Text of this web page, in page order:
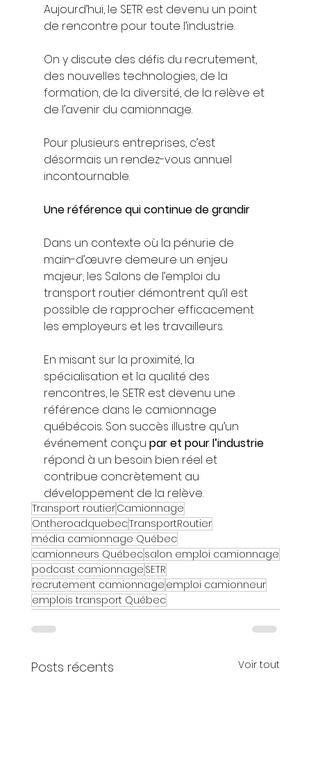
Aujourd’hui, le SETR est devenu un point
de rencontre pour toute l’industrie.
On y discute des défis du recrutement,
des nouvelles technologies, de la
formation, de la diversité, de la relève et
de l’avenir du camionnage.
Pour plusieurs entreprises, c’est
désormais un rendez-vous annuel
incontournable.
Une référence qui continue de grandir
Dans un contexte où la pénurie de
main-d’œuvre demeure un enjeu
majeur, les Salons de l’emploi du
transport routier démontrent qu’il est
possible de rapprocher efficacement
les employeurs et les travailleurs.
En misant sur la proximité, la
spécialisation et la qualité des
rencontres, le SETR est devenu une
référence dans le camionnage
québécois. Son succès illustre qu’un
événement conçu par et pour l’industrie
répond à un besoin bien réel et
contribue concrètement au
développement de la relève.
Transport routierCamionnage
OntheroadquebecTransportRoutier
média camionnage Québec
camionneurs Québecsalon emploi camionnage
podcast camionnage SETR
recrutement camionnage emploi camionneur
emplois transport Québec
Posts récents Voir tout